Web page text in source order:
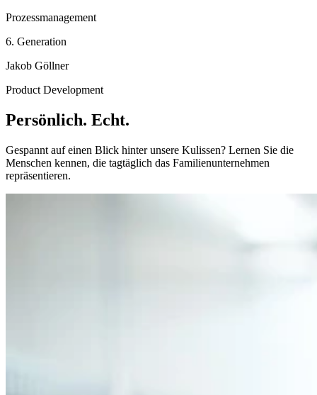
Prozessmanagement
6. Generation
Jakob Göllner
Product Development
Persönlich. Echt.
Gespannt auf einen Blick hinter unsere Kulissen? Lernen Sie die
Menschen kennen, die tagtäglich das Familienunternehmen
repräsentieren.